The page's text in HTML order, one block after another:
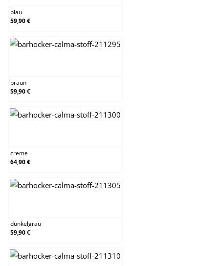
blau
59,90 €
braun
59,90 €
creme
64,90 €
dunkelgrau
59,90 €